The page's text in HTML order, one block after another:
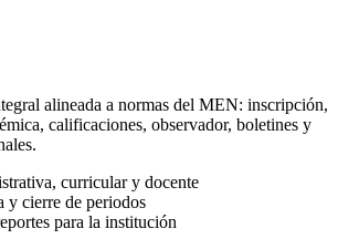
alineada a normas del MEN: inscripción,
calificaciones, observador, boletines y
curricular y docente
y cierre de periodos
para la institución